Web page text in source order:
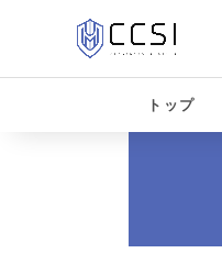
トップ